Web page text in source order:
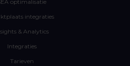
optimalisatie
integraties
& Analytics
Integraties
Tarieven